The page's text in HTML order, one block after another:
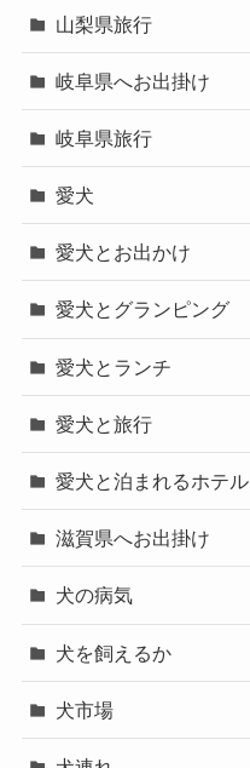
山梨県旅行
岐阜県へお出掛け
岐阜県旅行
愛犬
愛犬とお出かけ
愛犬とグランピング
愛犬とランチ
愛犬と旅行
愛犬と泊まれるホテル
滋賀県へお出掛け
犬の病気
犬を飼えるか
犬市場